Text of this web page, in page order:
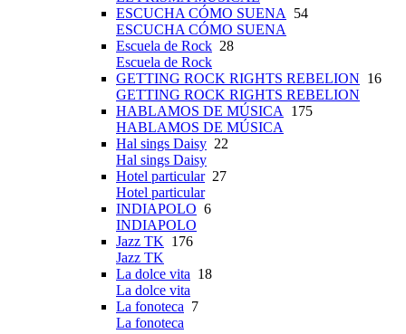
ESCUCHA CÓMO SUENA 54
ESCUCHA CÓMO SUENA
Escuela de Rock 28
Escuela de Rock
GETTING ROCK RIGHTS REBELION 16
GETTING ROCK RIGHTS REBELION
HABLAMOS DE MÚSICA 175
HABLAMOS DE MÚSICA
Hal sings Daisy 22
Hal sings Daisy
Hotel particular27
Hotel particular
INDIAPOLO 6
INDIAPOLO
Jazz TK 176
Jazz TK
La dolce vita 18
La dolce vita
La fonoteca 7
La fonoteca